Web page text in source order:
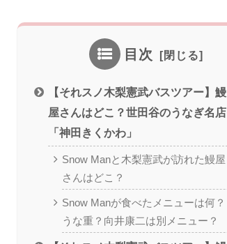
目次
【それスノ木梨憲武バスツアー】鰻
屋さんはどこ？世田谷のうなぎ名店
「神田きくかわ」
Snow Manと木梨憲武が訪れた鰻屋
さんはどこ？
Snow Manが食べたメニューは何？
うな重？向井康二は別メニュー？